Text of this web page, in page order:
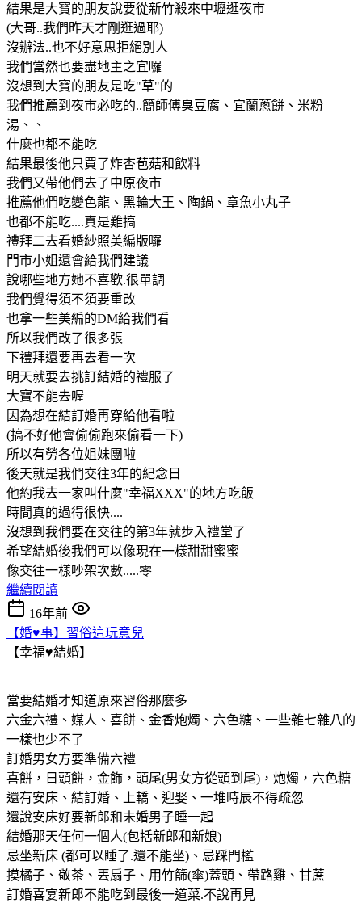
結果是大寶的朋友說要從新竹殺來中壢逛夜市
(大哥..我們昨天才剛逛過耶)
沒辦法..也不好意思拒絕別人
我們當然也要盡地主之宜囉
沒想到大寶的朋友是吃"草"的
我們推薦到夜市必吃的..簡師傅臭豆腐、宜蘭蔥餅、米粉
湯、、
什麼也都不能吃
結果最後他只買了炸杏苞菇和飲料
我們又帶他們去了中原夜市
推薦他們吃變色龍、黑輪大王、陶鍋、章魚小丸子
也都不能吃....真是難搞
禮拜二去看婚紗照美編版囉
門市小姐還會給我們建議
說哪些地方她不喜歡.很單調
我們覺得須不須要重改
也拿一些美編的DM給我們看
所以我們改了很多張
下禮拜還要再去看一次
明天就要去挑訂結婚的禮服了
大寶不能去喔
因為想在結訂婚再穿給他看啦
(搞不好他會偷偷跑來偷看一下)
所以有勞各位姐妹團啦
後天就是我們交往3年的紀念日
他約我去一家叫什麼"幸福XXX"的地方吃飯
時間真的過得很快....
沒想到我們要在交往的第3年就步入禮堂了
希望結婚後我們可以像現在一樣甜甜蜜蜜
像交往一樣吵架次數.....零
繼續閱讀
16年前
【婚♥事】習俗這玩意兒
【幸福♥結婚】
當要結婚才知道原來習俗那麼多
六金六禮、媒人、喜餅、金香炮燭、六色糖、一些雜七雜八的
一樣也少不了
訂婚男女方要準備六禮
喜餅，日頭餅，金飾，頭尾(男女方從頭到尾)，炮燭，六色糖
還有安床、結訂婚、上轎、迎娶、一堆時辰不得疏忽
還說安床好要新郎和未婚男子睡一起
結婚那天任何一個人(包括新郎和新娘)
忌坐新床 (都可以睡了.還不能坐)、忌踩門檻
摸橘子、敬茶、丟扇子、用竹篩(傘)蓋頭、帶路雞、甘蔗
訂婚喜宴新郎不能吃到最後一道菜.不說再見